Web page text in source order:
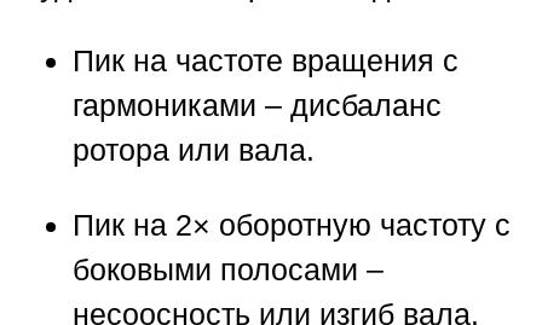
Пик на частоте вращения с
гармониками – дисбаланс
ротора или вала.
Пик на 2× оборотную частоту с
боковыми полосами –
несоосность или изгиб вала.